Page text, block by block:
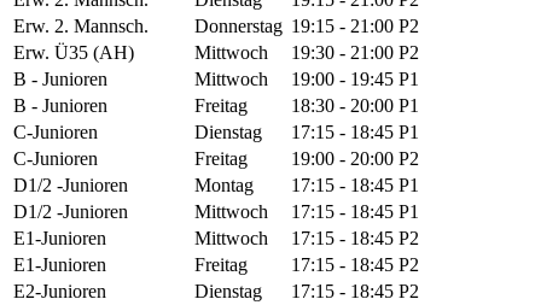
Erw. 2. Mannsch.
Donnerstag 19:15 - 21:00 P2
Erw. Ü35 (AH)
Mittwoch 19:30 - 21:00 P2
B - Junioren
Mittwoch 19:00 - 19:45 P1
B - Junioren
Freitag 18:30 - 20:00 P1
C-Junioren
Dienstag 17:15 - 18:45 P1
C-Junioren
Freitag 19:00 - 20:00 P2
D1/2 -Junioren
Montag 17:15 - 18:45 P1
D1/2 -Junioren
Mittwoch 17:15 - 18:45 P1
E1-Junioren
Mittwoch 17:15 - 18:45 P2
E1-Junioren
Freitag 17:15 - 18:45 P2
E2-Junioren
Dienstag 17:15 - 18:45 P2